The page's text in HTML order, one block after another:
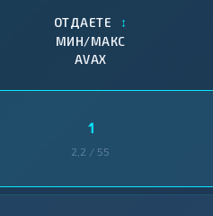
ОТДАЕТЕ ↕
МИН/МАКС
AVAX
1
2,2 / 55